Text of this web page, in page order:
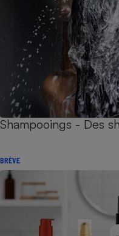
Shampooings - Des
BRÈVE